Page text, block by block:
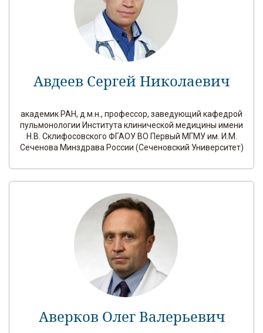
Авдеев Сергей Николаевич
академик РАН, д.м.н., профессор, заведующий кафедрой
пульмонологии Института клинической медицины имени
Н.В. Склифосовского ФГАОУ ВО Первый МГМУ им. И.М.
Сеченова Минздрава России (Сеченовский Университет)
Аверков Олег Валерьевич